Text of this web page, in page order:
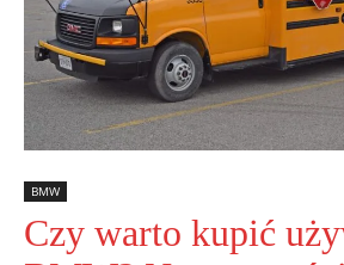
BMW
Czy warto kupić